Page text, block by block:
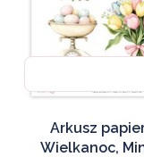
Arkusz
Wielkanoc,